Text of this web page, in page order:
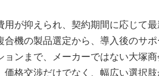
が抑えられ、契約期間に応じて最
機の製品選定から、導入後のサ
ンまで、メーカーではない大塚
格交渉だけでなく、幅広い選択肢